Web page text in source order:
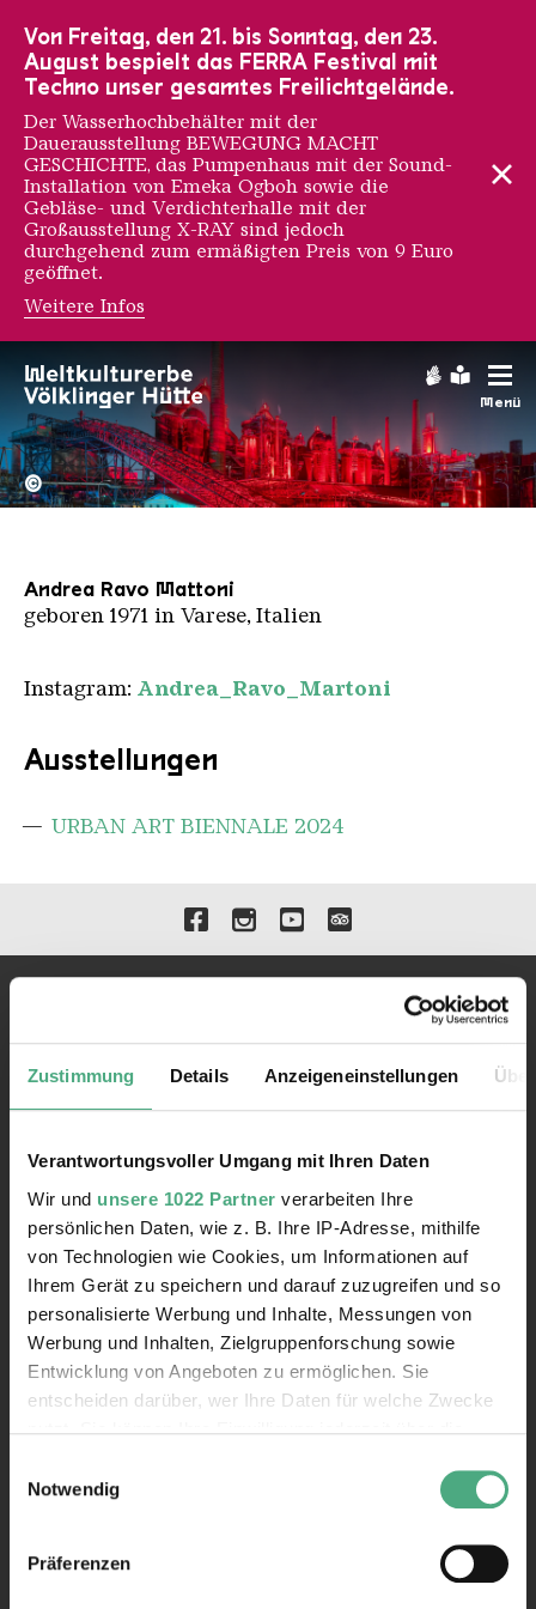
Zustimmung Details Anzeigeneinstellungen
Verantwortungsvoller Umgang mit Ihren Daten
Wir und unsere 1022 Partner verarbeiten Ihre
persönlichen Daten, wie z. B. Ihre IP-Adresse, mithilfe
von Technologien wie Cookies, um Informationen auf
Ihrem Gerät zu speichern und darauf zuzugreifen und so
personalisierte Werbung und Inhalte, Messungen von
Werbung und Inhalten, Zielgruppenforschung sowie
Entwicklung von Angeboten zu ermöglichen. Sie
entscheiden darüber, wer Ihre Daten für welche Zwecke
nutzt. Sie können Ihre Einwilligung jederzeit über die
Trigger Symbol ändern oder widerrufen
Informationen über Ihre geografische Lage erfassen,
Notwendig
Präferenzen
Menü
Andrea Ravo Mattoni
Hochofengruppe in Rot
Copyright:
©
Andrea Ravo Mattoni
geboren 1971 in Varese, Italien
Instagram: Andrea_Ravo_Martoni
Ausstellungen
URBAN ART BIENNALE 2024
Verlinkungen zu unseren
Rathausstraße 75 – 79
Telefon: +49 6898 9100 100
Telefax: +49 6898 9100 111
mail@voelklinger-huette.org
Öffnungszeiten
362 Tage im Jahr geöffnet!
1. April bis 1. November
Von Freitag, den 21. bis Sonntag, den 23.
August bespielt das FERRA Festival mit
Techno unser gesamtes Freilichtgelände.
Der Wasserhochbehälter mit der
Dauerausstellung BEWEGUNG MACHT
GESCHICHTE, das Pumpenhaus mit der Sound-
Installation von Emeka Ogboh sowie die
Gebläse- und Verdichterhalle mit der
Großausstellung X-RAY sind jedoch
durchgehend zum ermäßigten Preis von 9 Euro
geöffnet.
Weitere Infos